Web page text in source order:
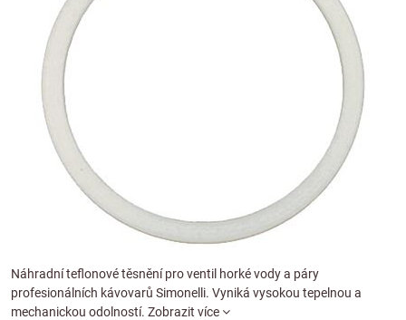
Náhradní teflonové těsnění pro ventil horké vody a páry
profesionálních kávovarů Simonelli. Vyniká vysokou tepelnou a
mechanickou odolností. Zobrazit více